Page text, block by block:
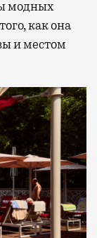
модных
как она
и местом